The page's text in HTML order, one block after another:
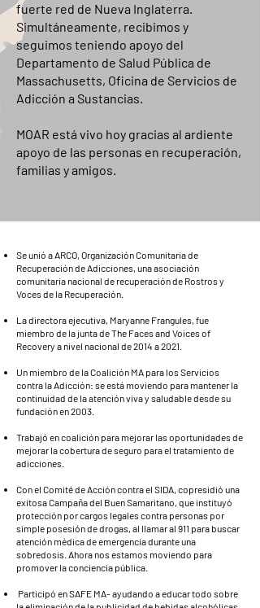
fuerte red de Nueva Inglaterra.
Simultáneamente, recibimos y
seguimos teniendo apoyo del
Departamento de Salud Pública de
Massachusetts, Oficina de Servicios de
Adicción a Sustancias.
MOAR está vivo hoy gracias al ardiente
apoyo de las personas en recuperación,
familias y amigos.
Se unió a ARCO, Organización Comunitaria de
Recuperación de Adicciones, una asociación
comunitaria nacional de recuperación de Rostros y
Voces de la Recuperación.
La directora ejecutiva, Maryanne Frangules, fue
miembro de la junta de The Faces and Voices of
Recovery a nivel nacional de 2014 a 2021.
Un miembro de la Coalición MA para los Servicios
contra la Adicción: se está moviendo para mantener la
continuidad de la atención viva y saludable desde su
fundación en 2003.
Trabajó en coalición para mejorar las oportunidades de
mejorar la cobertura de seguro para el tratamiento de
adicciones.
Con el Comité de Acción contra el SIDA, copresidió una
exitosa Campaña del Buen Samaritano, que instituyó
protección por cargos legales contra personas por
simple posesión de drogas, al llamar al 911 para buscar
atención médica de emergencia durante una
sobredosis. Ahora nos estamos moviendo para
promover la conciencia pública.
Participó en SAFE MA- ayudando a educar todo sobre